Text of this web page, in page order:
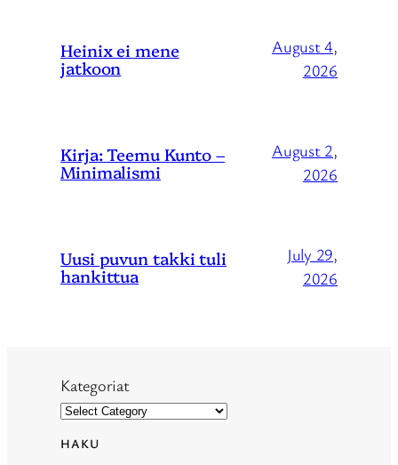
Heinix ei mene
jatkoon
August 4,
2026
Kirja: Teemu Kunto –
Minimalismi
August 2,
2026
Uusi puvun takki tuli
hankittua
July 29,
2026
Kategoriat
HAKU